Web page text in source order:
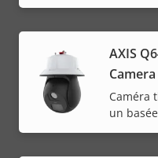
AXIS
Camera
Caméra
un